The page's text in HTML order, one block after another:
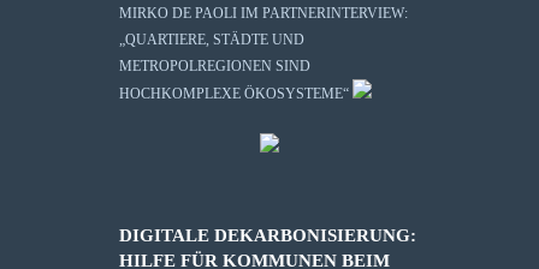
MIRKO DE PAOLI IM PARTNERINTERVIEW:
„QUARTIERE, STÄDTE UND
METROPOLREGIONEN SIND
HOCHKOMPLEXE ÖKOSYSTEME“
DIGITALE DEKARBONISIERUNG:
HILFE FÜR KOMMUNEN BEIM